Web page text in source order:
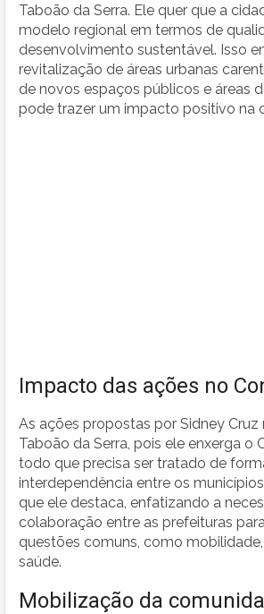
Taboão da Serra. Ele quer que a
modelo regional em termos de
desenvolvimento sustentável. Isso
revitalização de áreas urbanas
de novos espaços públicos e áreas
pode trazer um impacto positivo na
Impacto das ações no
As ações propostas por Sidney Cruz
Taboão da Serra, pois ele enxerga o
todo que precisa ser tratado de
interdependência entre os
que ele destaca, enfatizando a
colaboração entre as prefeituras
questões comuns, como
saúde.
Mobilização da